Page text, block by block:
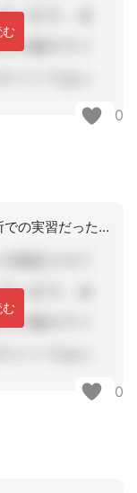
0
もともと就職したいと思ってた事業所での実習だったので、今度面接する事になりました
0